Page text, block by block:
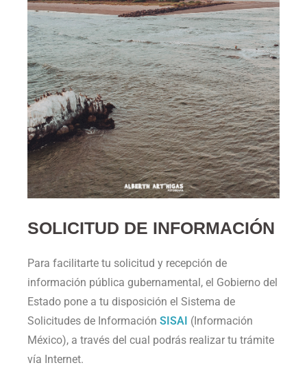
SOLICITUD DE INFORMACIÓN
Para facilitarte tu solicitud y recepción de
información pública gubernamental, el Gobierno del
Estado pone a tu disposición el Sistema de
Solicitudes de Información SISAI (Información
México), a través del cual podrás realizar tu trámite
vía Internet.